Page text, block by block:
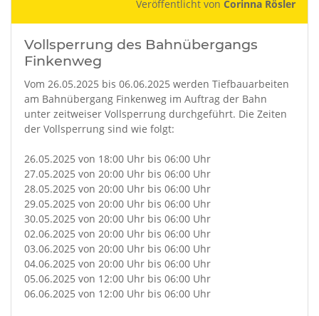
Veröffentlicht von Corinna Rösler
Vollsperrung des Bahnübergangs
Finkenweg
Vom 26.05.2025 bis 06.06.2025 werden Tiefbauarbeiten
am Bahnübergang Finkenweg im Auftrag der Bahn
unter zeitweiser Vollsperrung durchgeführt. Die Zeiten
der Vollsperrung sind wie folgt:
26.05.2025 von 18:00 Uhr bis 06:00 Uhr
27.05.2025 von 20:00 Uhr bis 06:00 Uhr
28.05.2025 von 20:00 Uhr bis 06:00 Uhr
29.05.2025 von 20:00 Uhr bis 06:00 Uhr
30.05.2025 von 20:00 Uhr bis 06:00 Uhr
02.06.2025 von 20:00 Uhr bis 06:00 Uhr
03.06.2025 von 20:00 Uhr bis 06:00 Uhr
04.06.2025 von 20:00 Uhr bis 06:00 Uhr
05.06.2025 von 12:00 Uhr bis 06:00 Uhr
06.06.2025 von 12:00 Uhr bis 06:00 Uhr